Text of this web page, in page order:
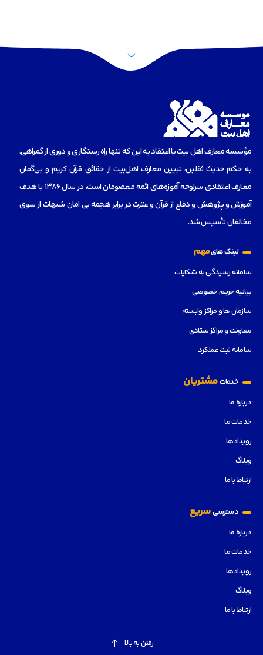
مؤسسه‌ معارف اهل بیت با اعتقاد به این که تنها راه رستگاری و دوری از گمراهی،
به حکم حدیث ثقلین، تبیین معارف اهل‌بیت از حقائق قرآن کریم و بی‌گمان
معارف اعتقادی سرلوحه آموزه‌های ائمه معصومان است، در سال 1386 با هدف
آموزش و پژوهش و دفاع از قرآن و عترت در برابر هجمه بی امان شبهات از سوی
مخالفان تأسیس شد.
لینک هایمهم
سامانه رسیدگی به شکایات
بیانیه حریم خصوصی
سازمان ها و مراکز وابسته
معاونت و مراکز ستادی
سامانه ثبت عملکرد
خدماتمشتریان
درباره ما
خدمات ما
رویدادها
وبلاگ
ارتباط با ما
دسترسیسریع
درباره ما
خدمات ما
رویدادها
وبلاگ
ارتباط با ما
رفتن به بالا